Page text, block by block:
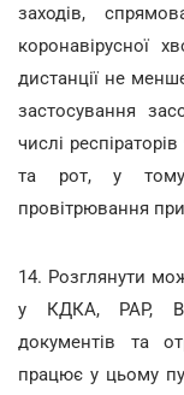
заходів,
коронавірусної
дистанції не
застосування
числі
та рот, у тому
провітрювання
14. Розглянути
у КДКА, РАР,
документів та
працює у цьому